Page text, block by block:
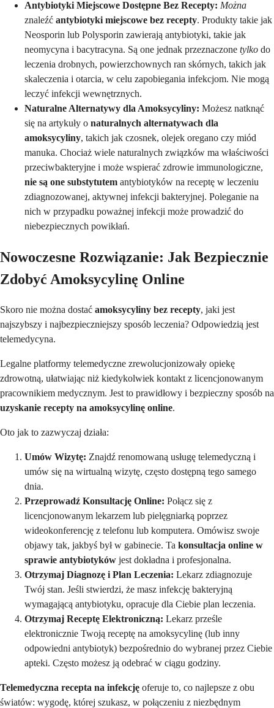
Antybiotyki Miejscowe Dostępne Bez Recepty: Można
znaleźć antybiotyki miejscowe bez recepty. Produkty takie jak
Neosporin lub Polysporin zawierają antybiotyki, takie jak
neomycyna i bacytracyna. Są one jednak przeznaczone tylko do
leczenia drobnych, powierzchownych ran skórnych, takich jak
skaleczenia i otarcia, w celu zapobiegania infekcjom. Nie mogą
leczyć infekcji wewnętrznych.
Naturalne Alternatywy dla Amoksycyliny: Możesz natknąć
się na artykuły o naturalnych alternatywach dla
amoksycyliny, takich jak czosnek, olejek oregano czy miód
manuka. Chociaż wiele naturalnych związków ma właściwości
przeciwbakteryjne i może wspierać zdrowie immunologiczne,
nie są one substytutem antybiotyków na receptę w leczeniu
zdiagnozowanej, aktywnej infekcji bakteryjnej. Poleganie na
nich w przypadku poważnej infekcji może prowadzić do
niebezpiecznych powikłań.
Nowoczesne Rozwiązanie: Jak Bezpiecznie
Zdobyć Amoksycylinę Online
Skoro nie można dostać amoksycyliny bez recepty, jaki jest
najszybszy i najbezpieczniejszy sposób leczenia? Odpowiedzią jest
telemedycyna.
Legalne platformy telemedyczne zrewolucjonizowały opiekę
zdrowotną, ułatwiając niż kiedykolwiek kontakt z licencjonowanym
pracownikiem medycznym. Jest to prawidłowy i bezpieczny sposób na
uzyskanie recepty na amoksycylinę online.
Oto jak to zazwyczaj działa:
Umów Wizytę: Znajdź renomowaną usługę telemedyczną i
umów się na wirtualną wizytę, często dostępną tego samego
dnia.
Przeprowadź Konsultację Online: Połącz się z
licencjonowanym lekarzem lub pielęgniarką poprzez
wideokonferencję z telefonu lub komputera. Omówisz swoje
objawy tak, jakbyś był w gabinecie. Ta konsultacja online w
sprawie antybiotyków jest dokładna i profesjonalna.
Otrzymaj Diagnozę i Plan Leczenia: Lekarz zdiagnozuje
Twój stan. Jeśli stwierdzi, że masz infekcję bakteryjną
wymagającą antybiotyku, opracuje dla Ciebie plan leczenia.
Otrzymaj Receptę Elektroniczną: Lekarz prześle
elektronicznie Twoją receptę na amoksycylinę (lub inny
odpowiedni antybiotyk) bezpośrednio do wybranej przez Ciebie
apteki. Często możesz ją odebrać w ciągu godziny.
Telemedyczna recepta na infekcję oferuje to, co najlepsze z obu
światów: wygodę, której szukasz, w połączeniu z niezbędnym